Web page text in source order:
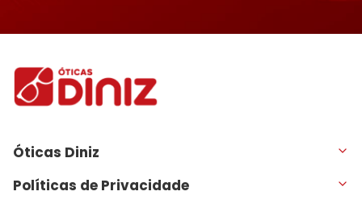
Óticas Diniz
Políticas de Privacidade